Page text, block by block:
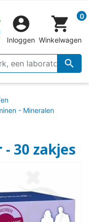


Inloggen
shopping_cart 0
Winkelwagen
- Mineralen
30 zakjes